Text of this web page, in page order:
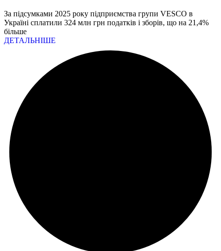
За підсумками 2025 року підприємства групи VESCO в
Україні сплатили 324 млн грн податків і зборів, що на 21,4%
більше
ДЕТАЛЬНІШЕ